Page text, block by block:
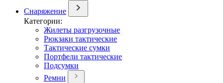
Снаряжение
Категории:
Жилеты разгрузочные
Рюкзаки тактические
Тактические сумки
Портфели тактические
Подсумки
Ремни